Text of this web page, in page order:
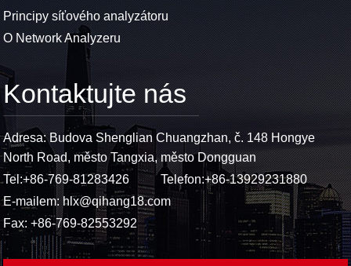
Principy síťového analyzátoru
O Network Analyzeru
Kontaktujte nás
Adresa: Budova Shenglian Chuangzhan, č. 148 Hongye
North Road, město Tangxia, město Dongguan
Tel:+86-769-81283426 Telefon:+86-13929231880
E-mailem:hlx@qihang18.com
Fax: +86-769-82553292